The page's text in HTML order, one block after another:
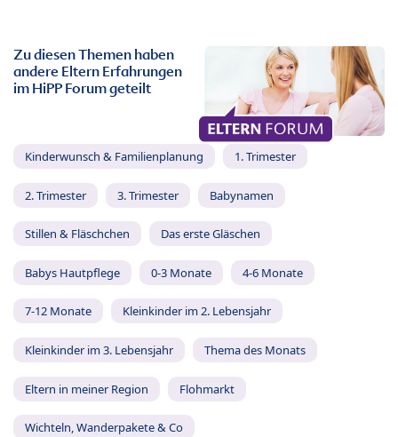
Zu diesen Themen haben
andere Eltern Erfahrungen
im HiPP Forum geteilt
Kinderwunsch & Familienplanung 1. Trimester
2. Trimester 3. Trimester Babynamen
Stillen & Fläschchen Das erste Gläschen
Babys Hautpflege 0-3 Monate 4-6 Monate
7-12 Monate Kleinkinder im 2. Lebensjahr
Kleinkinder im 3. Lebensjahr Thema des Monats
Eltern in meiner Region Flohmarkt
Wichteln, Wanderpakete & Co